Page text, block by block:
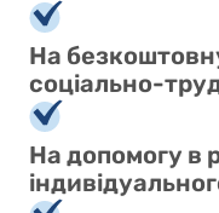
На
соціально-
На допомогу в